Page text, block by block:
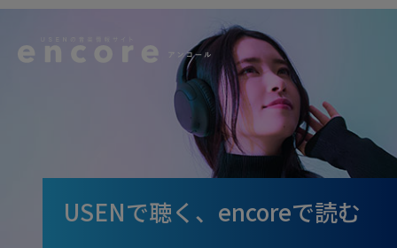
USENで聴く、encoreで読む